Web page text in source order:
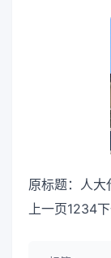
原标题：人大
上一页1234